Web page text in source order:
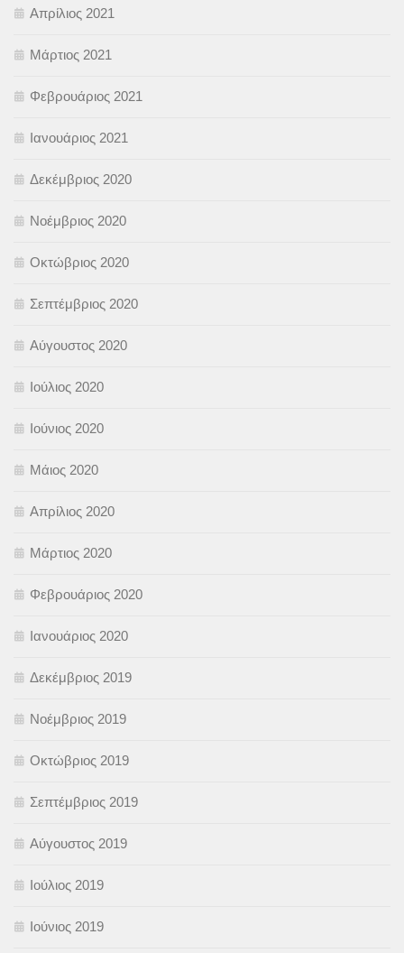
Απρίλιος 2021
Μάρτιος 2021
Φεβρουάριος 2021
Ιανουάριος 2021
Δεκέμβριος 2020
Νοέμβριος 2020
Οκτώβριος 2020
Σεπτέμβριος 2020
Αύγουστος 2020
Ιούλιος 2020
Ιούνιος 2020
Μάιος 2020
Απρίλιος 2020
Μάρτιος 2020
Φεβρουάριος 2020
Ιανουάριος 2020
Δεκέμβριος 2019
Νοέμβριος 2019
Οκτώβριος 2019
Σεπτέμβριος 2019
Αύγουστος 2019
Ιούλιος 2019
Ιούνιος 2019